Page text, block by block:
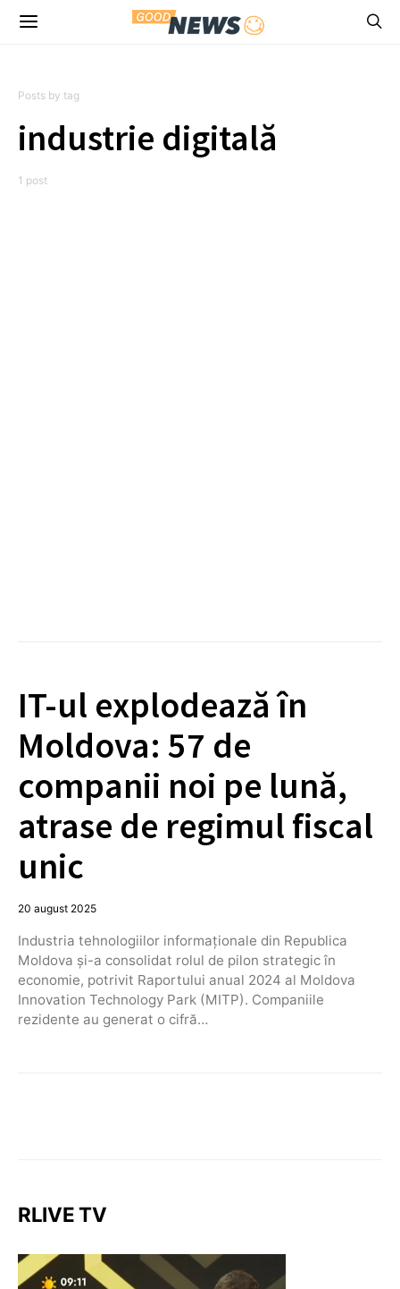
Posts by tag
industrie digitală
1 post
IT-ul explodează în
Moldova: 57 de
companii noi pe lună,
atrase de regimul fiscal
unic
20 august 2025
Industria tehnologiilor informaționale din Republica
Moldova și-a consolidat rolul de pilon strategic în
economie, potrivit Raportului anual 2024 al Moldova
Innovation Technology Park (MITP). Companiile
rezidente au generat o cifră…
RLIVE TV